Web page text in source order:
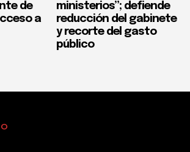
de
a
ministerios”; defiende
reducción del gabinete
y recorte del gasto
público